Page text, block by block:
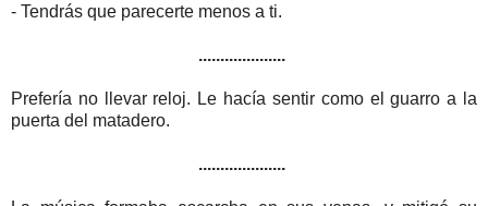
- Tendrás que parecerte menos a ti.
....................
Prefería no llevar reloj. Le hacía sentir como el guarro a la
puerta del matadero.
....................